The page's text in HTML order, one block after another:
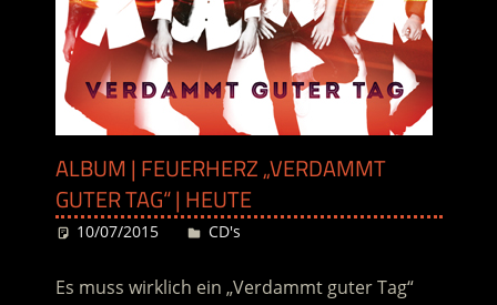
ALBUM | FEUERHERZ „VERDAMMT
GUTER TAG“ | HEUTE
10/07/2015 Desiree
CD's
Es muss wirklich ein „Verdammt guter Tag“